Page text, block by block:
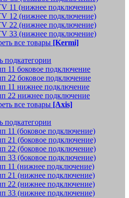
11 (нижнее подключение)
12 (нижнее подключение)
22 (нижнее подключение)
33 (нижнее подключение)
все товары [Kermi]
подкатегории
11 боковое подключение
22 боковое подключение
11 нижнее подключение
22 нижнее подключение
все товары [Axis]
подкатегории
11 (боковое подключение)
21 (боковое подключение)
22 (боковое подключение)
33 (боковое подключение)
11 (нижнее подключение)
21 (нижнее подключение)
22 (нижнее подключение)
33 (нижнее подключение)